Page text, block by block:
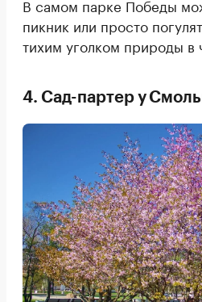
В самом парке Победы
пикник или просто
тихим уголком природы в
4. Сад-партер у